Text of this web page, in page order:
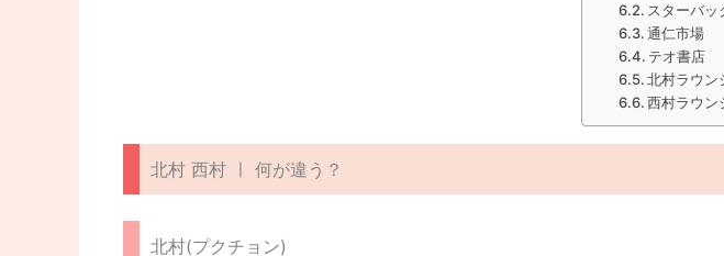
スターバッ
通仁市場
テオ書店
北村ラウン
西村ラウン
北村 西村 ㅣ 何が違う？
北村(プクチョン)